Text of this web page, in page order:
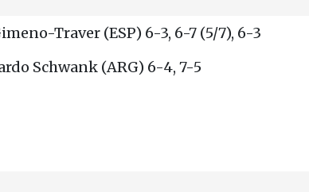
Traver (ESP) 6-3, 6-7 (5/7), 6-3
Schwank (ARG) 6-4, 7-5